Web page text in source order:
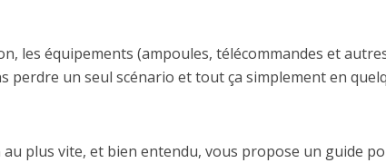
les équipements (ampoules, télécommandes et
perdre un seul scénario et tout ça simplement en
plus vite, et bien entendu, vous propose un guide